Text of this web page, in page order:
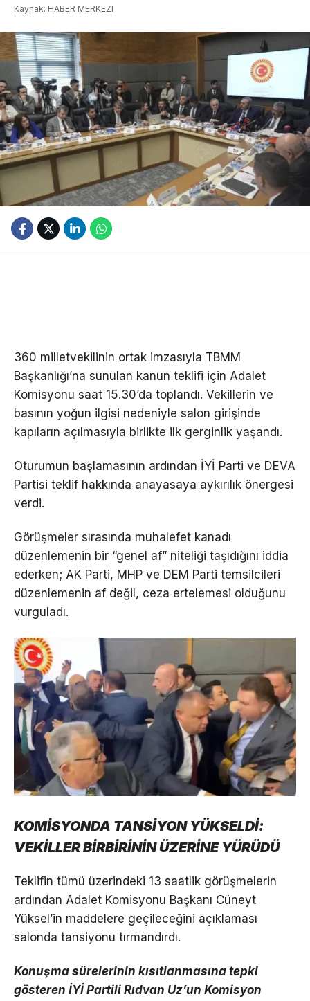
Kaynak: HABER MERKEZI
360 milletvekilinin ortak imzasıyla TBMM
Başkanlığı’na sunulan kanun teklifi için Adalet
Komisyonu saat 15.30’da toplandı. Vekillerin ve
basının yoğun ilgisi nedeniyle salon girişinde
kapıların açılmasıyla birlikte ilk gerginlik yaşandı.
Oturumun başlamasının ardından İYİ Parti ve DEVA
Partisi teklif hakkında anayasaya aykırılık önergesi
verdi.
Görüşmeler sırasında muhalefet kanadı
düzenlemenin bir “genel af” niteliği taşıdığını iddia
ederken; AK Parti, MHP ve DEM Parti temsilcileri
düzenlemenin af değil, ceza ertelemesi olduğunu
vurguladı.
KOMİSYONDA TANSİYON YÜKSELDİ:
VEKİLLER BİRBİRİNİN ÜZERİNE YÜRÜDÜ
Teklifin tümü üzerindeki 13 saatlik görüşmelerin
ardından Adalet Komisyonu Başkanı Cüneyt
Yüksel’in maddelere geçileceğini açıklaması
salonda tansiyonu tırmandırdı.
Konuşma sürelerinin kısıtlanmasına tepki
gösteren İYİ Partili Rıdvan Uz’un Komisyon